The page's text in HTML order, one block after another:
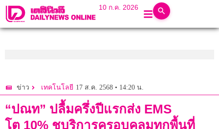
10 ก.ค. 2026
ข่าว เทคโนโลยี 17 ส.ค. 2568 • 14:20 น.
“ปณท” ปลื้มครึ่งปีแรกส่ง EMS
โต 10% ชูบริการครอบคลุมทุกพื้นที่